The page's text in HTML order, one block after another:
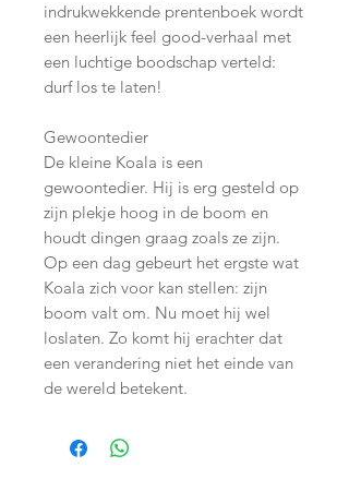
indrukwekkende prentenboek wordt
een heerlijk feel good-verhaal met
een luchtige boodschap verteld:
durf los te laten!
Gewoontedier
De kleine Koala is een
gewoontedier. Hij is erg gesteld op
zijn plekje hoog in de boom en
houdt dingen graag zoals ze zijn.
Op een dag gebeurt het ergste wat
Koala zich voor kan stellen: zijn
boom valt om. Nu moet hij wel
loslaten. Zo komt hij erachter dat
een verandering niet het einde van
de wereld betekent.